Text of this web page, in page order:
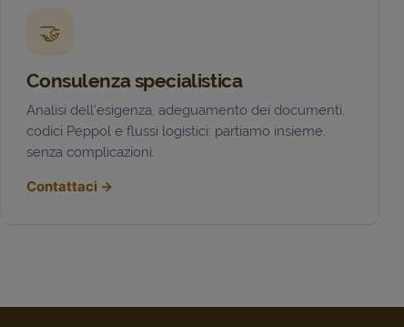
🤝
Consulenza specialistica
Analisi dell’esigenza, adeguamento dei documenti,
codici Peppol e flussi logistici: partiamo insieme,
senza complicazioni.
Contattaci →